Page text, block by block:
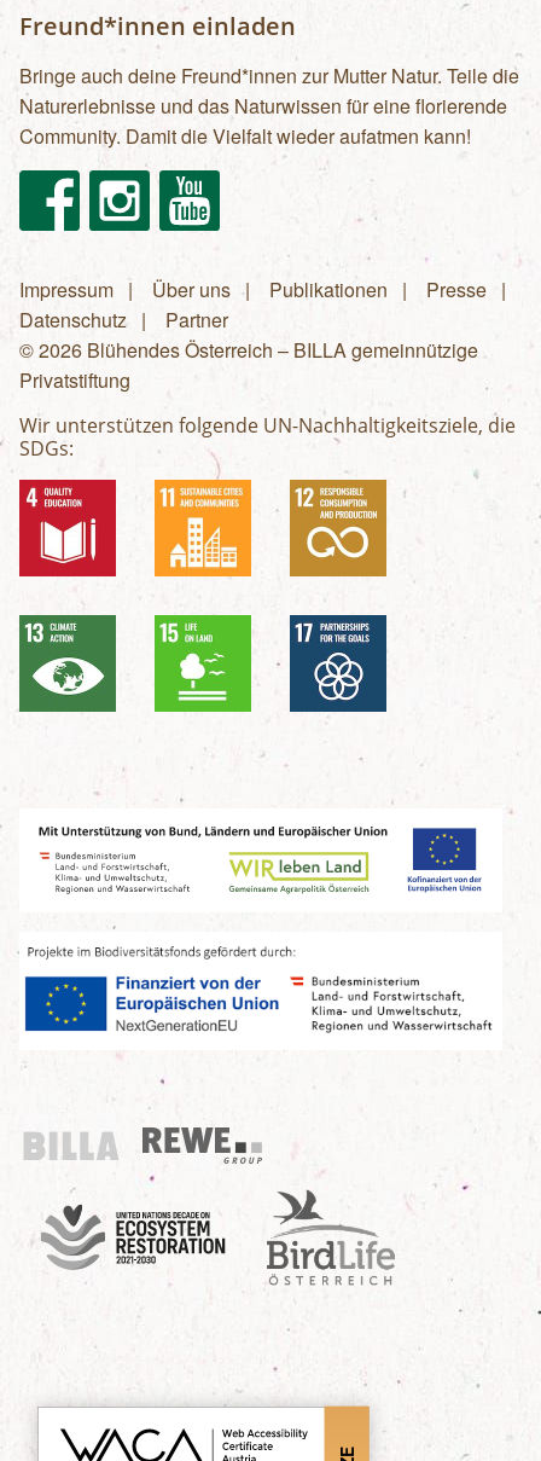
Freund*innen einladen
Bringe auch deine Freund*innen zur Mutter Natur. Teile die
Naturerlebnisse und das Naturwissen für eine florierende
Community. Damit die Vielfalt wieder aufatmen kann!
FacebookInstagram Youtube
Fußzeilenmenü
Impressum Über uns Publikationen
Presse
Datenschutz
Partner
© 2026 Blühendes Österreich – BILLA gemeinnützige
Privatstiftung
Wir unterstützen folgende UN-Nachhaltigkeitsziele, die
SDGs:
Billa
REWE Group
UN Decade
Birdlife